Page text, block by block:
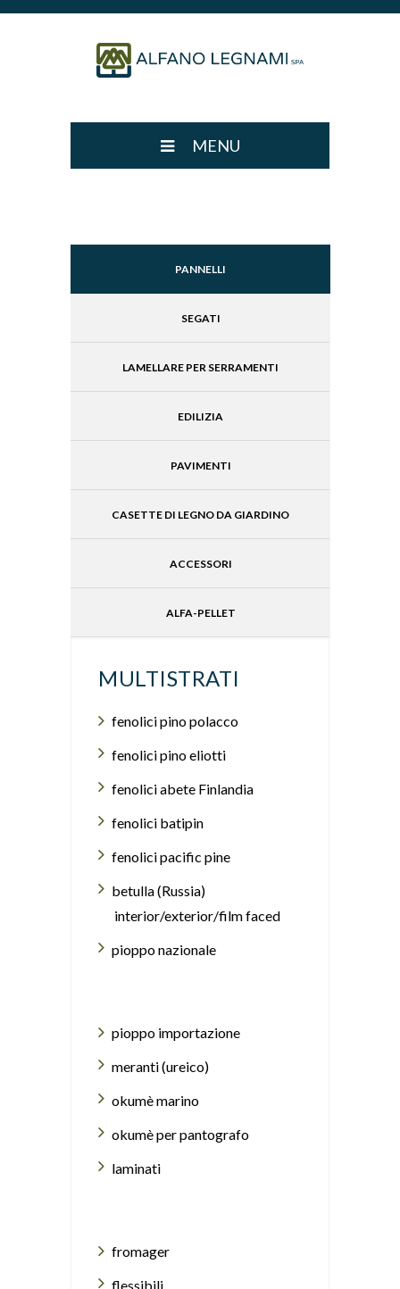
MENU
PANNELLI
SEGATI
LAMELLARE PER SERRAMENTI
EDILIZIA
PAVIMENTI
CASETTE DI LEGNO DA GIARDINO
ACCESSORI
ALFA-PELLET
MULTISTRATI
fenolici pino polacco
fenolici pino eliotti
fenolici abete Finlandia
fenolici batipin
fenolici pacific pine
betulla (Russia)
interior/exterior/film faced
pioppo nazionale
pioppo importazione
meranti (ureico)
okumè marino
okumè per pantografo
laminati
fromager
flessibili